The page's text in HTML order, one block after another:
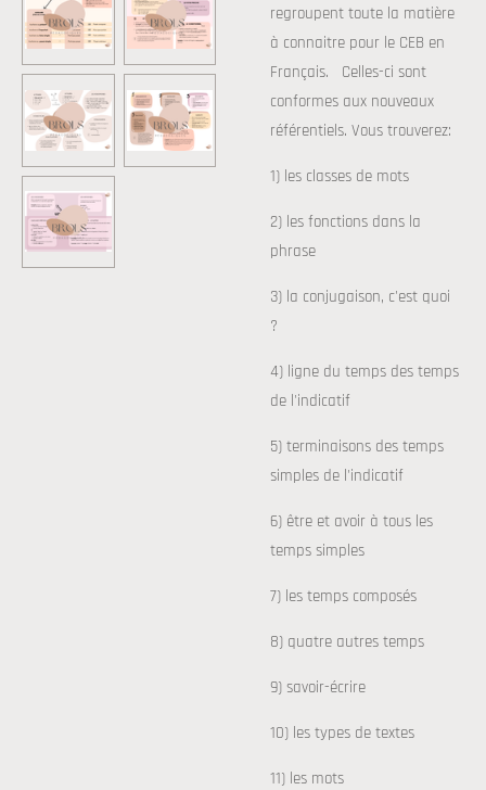
regroupent toute la matière
à connaitre pour le CEB en
Français. Celles-ci sont
conformes aux nouveaux
référentiels. Vous trouverez:
1) les classes de mots
2) les fonctions dans la
phrase
3) la conjugaison, c'est quoi
?
4) ligne du temps des temps
de l'indicatif
5) terminaisons des temps
simples de l'indicatif
6) être et avoir à tous les
temps simples
7) les temps composés
8) quatre autres temps
9) savoir-écrire
10) les types de textes
11) les mots